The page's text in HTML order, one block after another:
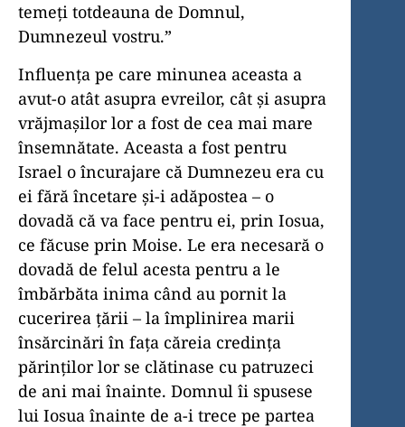
temeți totdeauna de Domnul,
Dumnezeul vostru.”
Influența pe care minunea aceasta a
avut-o atât asupra evreilor, cât și asupra
vrăjmașilor lor a fost de cea mai mare
însemnătate. Aceasta a fost pentru
Israel o încurajare că Dumnezeu era cu
ei fără încetare și-i adăpostea – o
dovadă că va face pentru ei, prin Iosua,
ce făcuse prin Moise. Le era necesară o
dovadă de felul acesta pentru a le
îmbărbăta inima când au pornit la
cucerirea țării – la împlinirea marii
însărcinări în fața căreia credința
părinților lor se clătinase cu patruzeci
de ani mai înainte. Domnul îi spusese
lui Iosua înainte de a-i trece pe partea